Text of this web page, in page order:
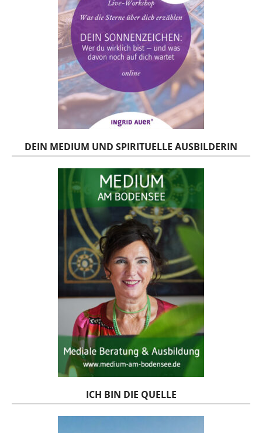
DEIN MEDIUM UND SPIRITUELLE AUSBILDERIN
ICH BIN DIE QUELLE